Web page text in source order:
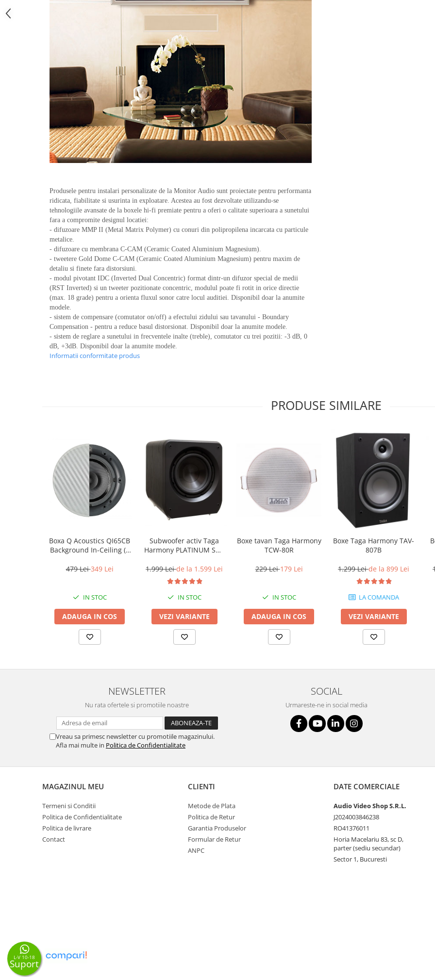
Produsele pentru instalari personalizate de la Monitor Audio sunt proiectate pentru performanta
ridicata, fiabilitate si usurinta in exploatare. Acestea au fost dezvoltate utilizandu-se
tehnologiile avansate de la boxele hi-fi premiate pentru a oferi o calitate superioara a sunetului
fara a compromite designul locatiei:
- difuzoare MMP II (Metal Matrix Polymer) cu conuri din polipropilena incarcata cu particule
metalice.
- difuzoare cu membrana C-CAM (Ceramic Coated Aluminium Magnesium).
- tweetere Gold Dome C-CAM (Ceramic Coated Aluminium Magnesium) pentru maxim de
detaliu si finete fara distorsiuni.
- modul pivotant IDC (Inverted Dual Concentric) format dintr-un difuzor special de medii
(RST Inverted) si un tweeter pozitionate concentric, modulul poate fi rotit in orice directie
(max. 18 grade) pentru a orienta fluxul sonor catre locul auditiei. Disponibil doar la anumite
modele.
- sistem de compensare (comutator on/off) a efectului zidului sau tavanului - Boundary
Compensation - pentru a reduce basul distorsionat. Disponibil doar la anumite modele.
- sistem de reglare a sunetului in frecventele inalte (treble), comutator cu trei pozitii: -3 dB, 0
dB, +3dB. Disponibil doar la anumite modele.
Informatii conformitate produs
PRODUSE SIMILARE
Boxa Q Acoustics QI65CB
Background In-Ceiling (1
479 Lei349 Lei
IN STOC
ADAUGA IN COS
Subwoofer activ Taga
Harmony PLATINUM SW-
1.999 Leide la 1.599 Lei
IN STOC
VEZI VARIANTE
Boxe tavan Taga Harmony
TCW-80R
229 Lei179 Lei
IN STOC
ADAUGA IN COS
Boxe Taga Harmony TAV-
807B
1.299 Leide la 899 Lei
LA COMANDA
VEZI VARIANTE
NEWSLETTER
Nu rata ofertele si promotiile noastre
Vreau sa primesc newsletter cu promotiile magazinului.
Afla mai multe in Politica de Confidentialitate
SOCIAL
Urmareste-ne in social media
MAGAZINUL MEU
Termeni si Conditii
Politica de Confidentialitate
Politica de livrare
Contact
CLIENTI
Metode de Plata
Politica de Retur
Garantia Produselor
Formular de Retur
ANPC
DATE COMERCIALE
Audio Video Shop S.R.L.
J2024003846238
RO41376011
Horia Macelariu 83, sc D,
parter (sediu secundar)
Sector 1, Bucuresti
L-V 10-18
Suport